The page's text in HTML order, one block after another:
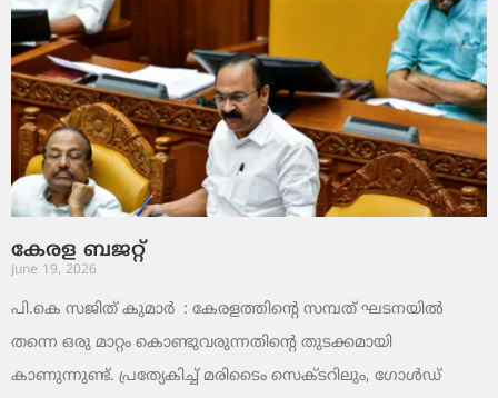
കേരള ബജറ്റ്
June 19, 2026
പി.കെ സജിത് കുമാര്‍ : കേരളത്തിന്റെ സമ്പത് ഘടനയിൽ
തന്നെ ഒരു മാറ്റം കൊണ്ടുവരുന്നതിന്റെ തുടക്കമായി
കാണുന്നുണ്ട്. പ്രത്യേകിച്ച് മരിടൈം സെക്ടറിലും, ഗോൾഡ്